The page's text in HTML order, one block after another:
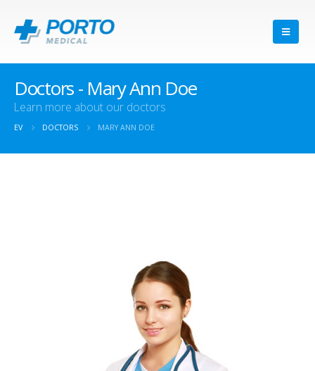
Doctors - Mary Ann Doe
Learn more about our doctors
EV DOCTORS MARY ANN DOE